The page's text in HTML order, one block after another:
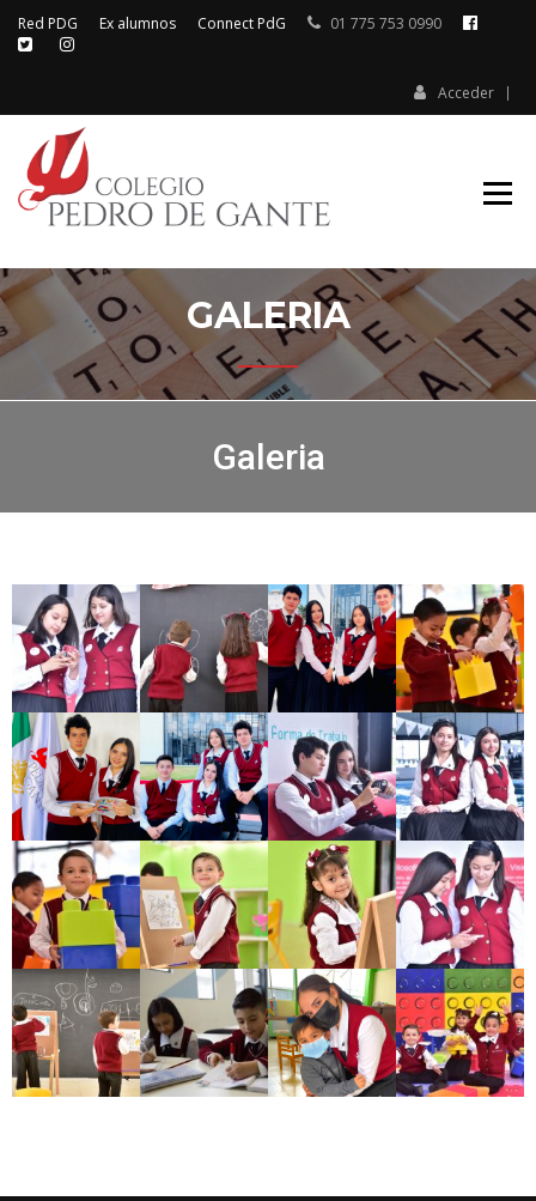
Red PDG Ex alumnos Connect PdG 01 775 753 0990
Acceder
PEDRO DE
GALERIA
Galeria